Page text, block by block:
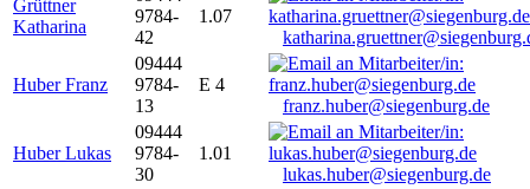
Grüttner
Katharina
9784-
42
1.07
Huber Franz
09444
9784-
13
E 4
franz.huber@siegenburg.de
Huber Lukas
09444
9784-
30
1.01
lukas.huber@siegenburg.de